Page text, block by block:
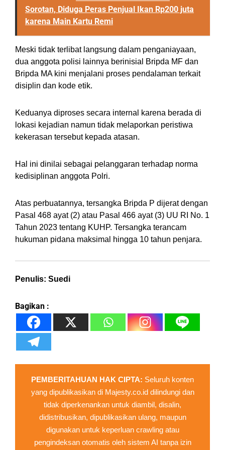
Sorotan, Diduga Peras Penjual Ikan Rp200 juta
karena Main Kartu Remi
Meski tidak terlibat langsung dalam penganiayaan,
dua anggota polisi lainnya berinisial Bripda MF dan
Bripda MA kini menjalani proses pendalaman terkait
disiplin dan kode etik.
Keduanya diproses secara internal karena berada di
lokasi kejadian namun tidak melaporkan peristiwa
kekerasan tersebut kepada atasan.
Hal ini dinilai sebagai pelanggaran terhadap norma
kedisiplinan anggota Polri.
Atas perbuatannya, tersangka Bripda P dijerat dengan
Pasal 468 ayat (2) atau Pasal 466 ayat (3) UU RI No. 1
Tahun 2023 tentang KUHP. Tersangka terancam
hukuman pidana maksimal hingga 10 tahun penjara.
Penulis: Suedi
Bagikan :
PEMBERITAHUAN HAK CIPTA: Seluruh konten
yang dipublikasikan di Majesty.co.id dilindungi dan
tidak diperkenankan untuk diambil, disalin,
didistribusikan, dipublikasikan ulang, maupun
digunakan untuk keperluan crawling atau
pengindeksan otomatis oleh sistem AI tanpa izin